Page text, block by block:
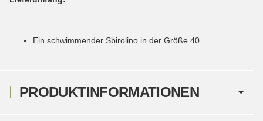
PRODUKTINFORMATIONEN
Ein schwimmender Sbirolino in der Größe 40.